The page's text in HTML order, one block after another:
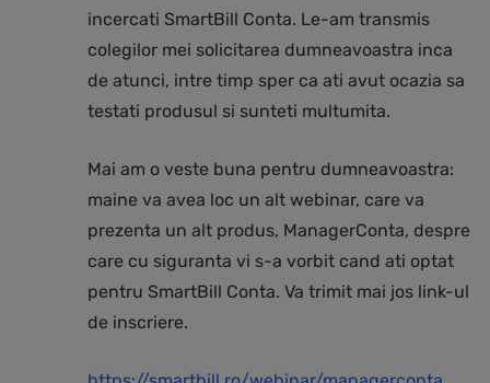
incercati SmartBill Conta. Le-am transmis
colegilor mei solicitarea dumneavoastra inca
de atunci, intre timp sper ca ati avut ocazia sa
testati produsul si sunteti multumita.
Mai am o veste buna pentru dumneavoastra:
maine va avea loc un alt webinar, care va
prezenta un alt produs, ManagerConta, despre
care cu siguranta vi s-a vorbit cand ati optat
pentru SmartBill Conta. Va trimit mai jos link-ul
de inscriere.